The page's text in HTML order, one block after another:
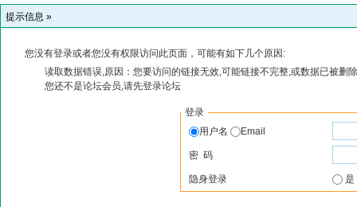
提示信息 »
您没有登录或者您没有权限访问此页面，可能有如下几个原因:
读取数据错误,原因：您要访问的链接无效,可能链接不完整,或数据已被删
您还不是论坛会员,请先登录论坛
登录
用户名
Email
密 码
隐身登录